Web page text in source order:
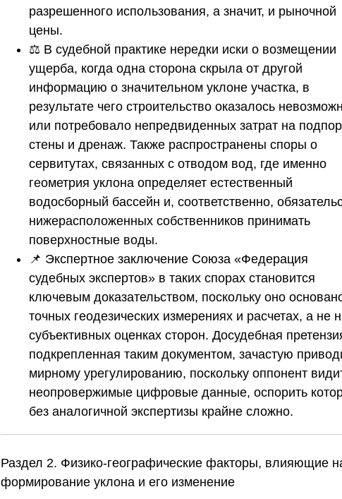
разрешенного использования, а значит, и рыночной
цены.
⚖️ В судебной практике нередки иски о возмещении
ущерба, когда одна сторона скрыла от другой
информацию о значительном уклоне участка, в
результате чего строительство оказалось
или потребовало непредвиденных затрат на
стены и дренаж. Также распространены споры о
сервитутах, связанных с отводом вод, где именно
геометрия уклона определяет естественный
водосборный бассейн и, соответственно,
нижерасположенных собственников принимать
поверхностные воды.
📌 Экспертное заключение Союза «Федерация
судебных экспертов» в таких спорах становится
ключевым доказательством, поскольку оно
точных геодезических измерениях и расчетах, а не
субъективных оценках сторон. Досудебная
подкрепленная таким документом, зачастую
мирному урегулированию, поскольку оппонент
неопровержимые цифровые данные, оспорить
без аналогичной экспертизы крайне сложно.
Раздел 2. Физико-географические факторы, влияющие
формирование уклона и его изменение